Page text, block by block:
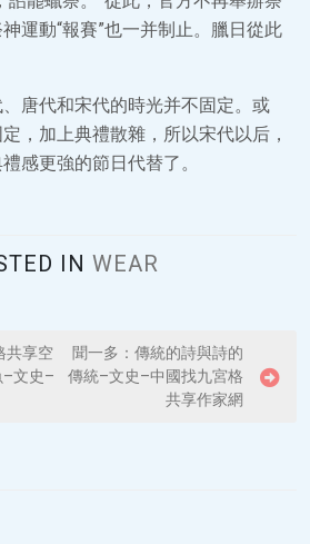
運動“報賽”也一并制止。臘日從此
唐代和宋代的時光并不固定。或
，加上典禮散雜，所以宋代以后，
感更強的節日代替了。
IN WEAR
共享空
–文史–
聞一多：傳統的詩與詩的
傳統–文史–中國找九宮格
共享作家網